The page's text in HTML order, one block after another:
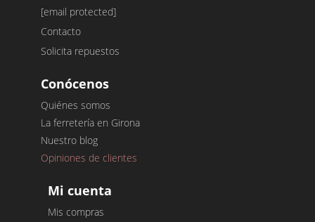
[email protected]
Contacto
Solicita repuestos
Conócenos
Quiénes somos
La ferretería en Girona
Nuestro blog
Opiniones de clientes
Mi cuenta
Mis compras